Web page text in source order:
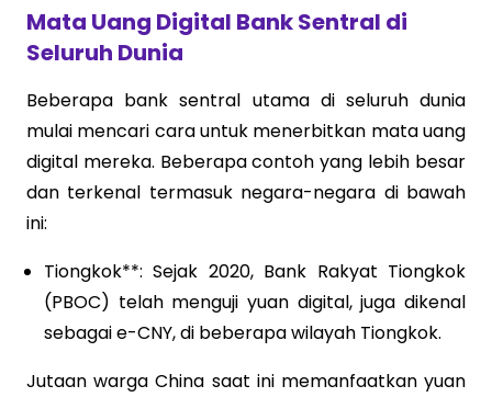
Mata Uang Digital Bank Sentral di
Seluruh Dunia
Beberapa bank sentral utama di seluruh dunia
mulai mencari cara untuk menerbitkan mata uang
digital mereka. Beberapa contoh yang lebih besar
dan terkenal termasuk negara-negara di bawah
ini:
Tiongkok**: Sejak 2020, Bank Rakyat Tiongkok
(PBOC) telah menguji yuan digital, juga dikenal
sebagai e-CNY, di beberapa wilayah Tiongkok.
Jutaan warga China saat ini memanfaatkan yuan